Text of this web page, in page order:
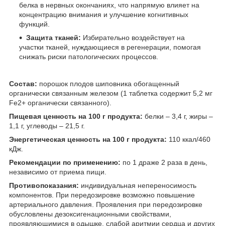
белка в нервных окончаниях, что напрямую влияет на
концентрацию внимания и улучшение когнитивных
функций.
Защита тканей: Избирательно воздействует на
участки тканей, нуждающиеся в регенерации, помогая
снижать риски патологических процессов.
Состав: порошок плодов шиповника обогащенный
органически связанным железом (1 таблетка содержит 5,2 мг
Fe2+ органически связанного).
Пищевая ценность на 100 г продукта: белки – 3,4 г, жиры –
1,1 г, углеводы – 21,5 г.
Энергетическая ценность на 100 г продукта: 110 ккал/460
кДж.
Рекомендации по применению: по 1 драже 2 раза в день,
независимо от приема пищи.
Противопоказания: индивидуальная непереносимость
компонентов. При передозировке возможно повышение
артериального давления. Проявления при передозировке
обусловлены дезоксигенационными свойствами,
проявляющимися в одышке, слабой аритмии сердца и других